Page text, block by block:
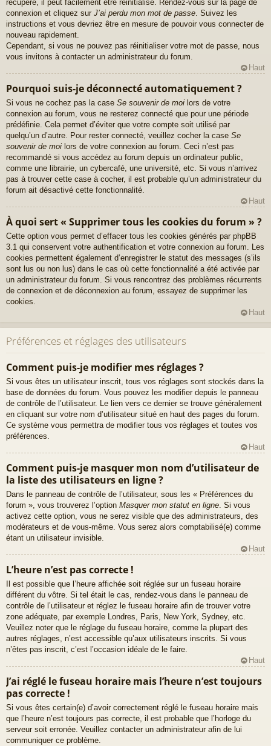
récupéré, il peut facilement être réinitialisé. Rendez-vous sur la page de
connexion et cliquez sur J’ai perdu mon mot de passe . Suivez les
instructions et vous devriez être en mesure de pouvoir vous connecter de
nouveau rapidement.
Cependant, si vous ne pouvez pas réinitialiser votre mot de passe, nous
vous invitons à contacter un administrateur du forum.
Haut
Pourquoi suis-je déconnecté automatiquement ?
Si vous ne cochez pas la case Se souvenir de moi lors de votre
connexion au forum, vous ne resterez connecté que pour une période
prédéfinie. Cela permet d’éviter que votre compte soit utilisé par
quelqu’un d’autre. Pour rester connecté, veuillez cocher la case Se
souvenir de moi lors de votre connexion au forum. Ceci n’est pas
recommandé si vous accédez au forum depuis un ordinateur public,
comme une librairie, un cybercafé, une université, etc. Si vous n’arrivez
pas à trouver cette case à cocher, il est probable qu’un administrateur du
forum ait désactivé cette fonctionnalité.
Haut
À quoi sert « Supprimer tous les cookies du forum » ?
Cette option vous permet d’effacer tous les cookies générés par phpBB
3.1 qui conservent votre authentification et votre connexion au forum. Les
cookies permettent également d’enregistrer le statut des messages (s’ils
sont lus ou non lus) dans le cas où cette fonctionnalité a été activée par
un administrateur du forum. Si vous rencontrez des problèmes récurrents
de connexion et de déconnexion au forum, essayez de supprimer les
cookies.
Haut
Préférences et réglages des utilisateurs
Comment puis-je modifier mes réglages ?
Si vous êtes un utilisateur inscrit, tous vos réglages sont stockés dans la
base de données du forum. Vous pouvez les modifier depuis le panneau
de contrôle de l’utilisateur. Le lien vers ce dernier se trouve généralement
en cliquant sur votre nom d’utilisateur situé en haut des pages du forum.
Ce système vous permettra de modifier tous vos réglages et toutes vos
préférences.
Haut
Comment puis-je masquer mon nom d’utilisateur de
la liste des utilisateurs en ligne ?
Dans le panneau de contrôle de l’utilisateur, sous les « Préférences du
forum », vous trouverez l’option Masquer mon statut en ligne. Si vous
activez cette option, vous ne serez visible que des administrateurs, des
modérateurs et de vous-même. Vous serez alors comptabilisé(e) comme
étant un utilisateur invisible.
Haut
L’heure n’est pas correcte !
Il est possible que l’heure affichée soit réglée sur un fuseau horaire
différent du vôtre. Si tel était le cas, rendez-vous dans le panneau de
contrôle de l’utilisateur et réglez le fuseau horaire afin de trouver votre
zone adéquate, par exemple Londres, Paris, New York, Sydney, etc.
Veuillez noter que le réglage du fuseau horaire, comme la plupart des
autres réglages, n’est accessible qu’aux utilisateurs inscrits. Si vous
n’êtes pas inscrit, c’est l’occasion idéale de le faire.
Haut
J’ai réglé le fuseau horaire mais l’heure n’est toujours
pas correcte !
Si vous êtes certain(e) d’avoir correctement réglé le fuseau horaire mais
que l’heure n’est toujours pas correcte, il est probable que l’horloge du
serveur soit erronée. Veuillez contacter un administrateur afin de lui
communiquer ce problème.